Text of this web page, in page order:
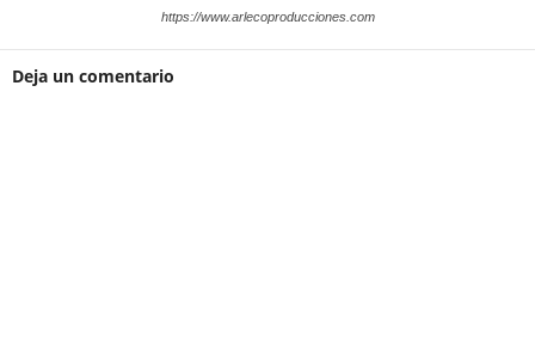
https://www.arlecoproducciones.com
Deja un comentario